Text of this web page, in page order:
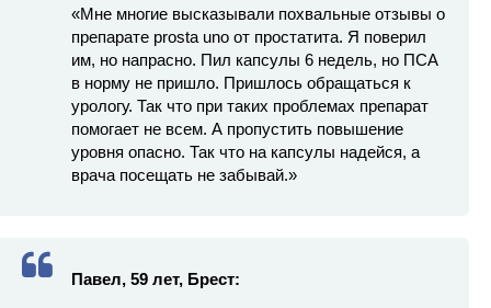
«Мне многие высказывали похвальные отзывы о
препарате prosta uno от простатита. Я поверил
им, но напрасно. Пил капсулы 6 недель, но ПСА
в норму не пришло. Пришлось обращаться к
урологу. Так что при таких проблемах препарат
помогает не всем. А пропустить повышение
уровня опасно. Так что на капсулы надейся, а
врача посещать не забывай.»
Павел, 59 лет, Брест: